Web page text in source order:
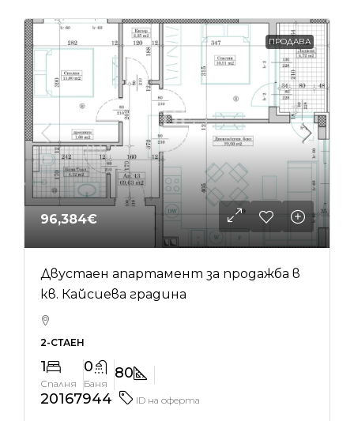
ПРОДАВА
96,384€
Двустаен апартамент за продажба в
кв. Кайсиева градина
2-СТАЕН
1
Спалня
0
Баня
80
20167944
ID на оферта